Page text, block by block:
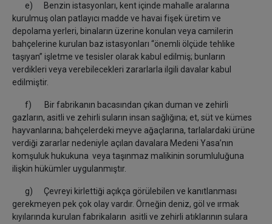
e) Benzin istasyonları, kent içinde mahalle aralarına
kurulmuş olan patlayıcı madde ve havai fişek üretim ve
depolama yerleri, binaların üzerine konulan veya camilerin
bahçelerine kurulan baz istasyonları “önemli ölçüde tehlike
taşıyan” işletme ve tesisler olarak kabul edilmiş; bunların
verdikleri veya verebilecekleri zararlarla ilgili davalar kabul
edilmiştir.
f) Bir fabrikanın bacasından çıkan duman ve zehirli
gazların, asitli ve zehirli suların insan sağlığına; et, süt ve kümes
hayvanlarına; bahçelerdeki meyve ağaçlarına, tarlalardaki ürüne
verdiği zararlar nedeniyle açılan davalara Medeni Yasa’nın
komşuluk hukukuna veya taşınmaz malikinin sorumluluğuna
ilişkin hükümler uygulanmıştır.
g) Çevreyi kirlettiği açıkça görülebilen ve kanıtlanması
gerekmeyen pek çok olay vardır. Örneğin deniz, göl ve ırmak
kıyılarında kurulan fabrikaların asitli ve zehirli atıklarının sulara